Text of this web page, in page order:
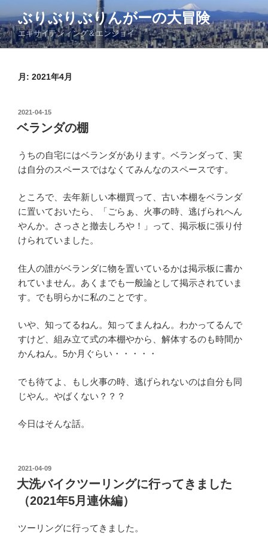
ン
テ
ン
ぶりぶりぶりんがーの大冒険
エキサイテンィング＆エンジョイ
月: 2021年4月
投
2021-04-15
ベランダの棚
うちの自宅にはベランダがあります。ベランダって、実
は自分のスペースではなくてみんなのスペースです。
ところで、去年新しい本棚買って、古い本棚をベランダ
に置いておいたら、「ごらぁ、火事の時、逃げられへん
やんか。さっさと撤去しろや！」って、掲示板に張り付
けられていました。
住人の誰がベランダに物を置いているかは掲示板に書か
れていません。あくまでも一般論として掲示されていま
す。でも明らかに私のことです。
いや、知ってるねん。知ってまんねん。わかってるんで
すけど、組み立て式の本棚やから、解体するのも時間か
かんねん。5か月ぐらい・・・・・
でも待てよ、もし火事の時、逃げられないのは自分も同
じやん。やばくない？？？
今日はそんな話。
投
稿
日:
2021-04-09
大洗バイクツーリングに行ってきました
（2021年5月連休編）
ツーリングに行ってきました。